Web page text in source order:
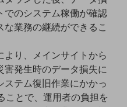
でのシステム稼働が確認
業務の継続ができるこ
り、メインサイトから
発生時のデータ損失に
テム復旧作業にかかっ
ことで、運用者の負担を